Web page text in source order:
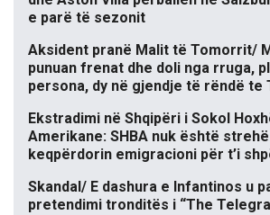
e parë të sezonit
Aksident pranë Malit të Tomorrit/
punuan frenat dhe doli nga rruga,
persona, dy në gjendje të rëndë te
Ekstradimi në Shqipëri i Sokol
Amerikane: SHBA nuk është
keqpërdorin emigracioni për t’i
Skandal/ E dashura e Infantinos u
pretendimi tronditës i “The